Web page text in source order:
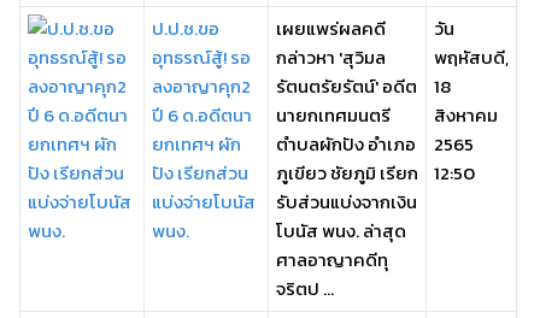
ป.ป.ช.ขอ
อุทธรณ์สู้! รอ
ลงอาญาคุก2
ปี 6 ด.อดีตนา
ยกเทศฯ ผัก
ปัง เรียกส่วน
แบ่งจ่ายโบนัส
พนง.
เผยแพร่ผลคดี
กล่าวหา 'สุวิมล
รัตนตรัยรัตน์' อดีต
นายกเทศมนตรี
ตำบลผักปัง อำเภอ
ภูเขียว ชัยภูมิ เรียก
รับส่วนแบ่งจากเงิน
โบนัส พนง. ล่าสุด
ศาลอาญาคดีทุ
จริตป ...
วัน
พฤหัสบดี,
18
สิงหาคม
2565
12:50